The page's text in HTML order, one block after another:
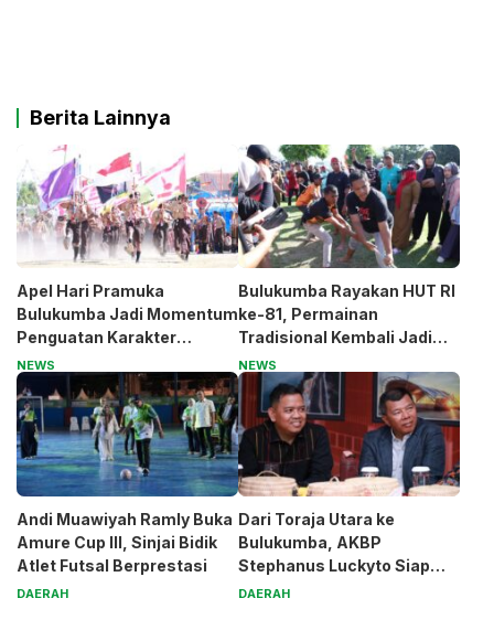
Berita Lainnya
Apel Hari Pramuka
Bulukumba Jadi Momentum
Penguatan Karakter
Generasi Muda
NEWS
Bulukumba Rayakan HUT RI
ke-81, Permainan
Tradisional Kembali Jadi
Magnet
NEWS
Andi Muawiyah Ramly Buka
Amure Cup III, Sinjai Bidik
Atlet Futsal Berprestasi
DAERAH
Dari Toraja Utara ke
Bulukumba, AKBP
Stephanus Luckyto Siap
Jaga Kamtibmas
DAERAH